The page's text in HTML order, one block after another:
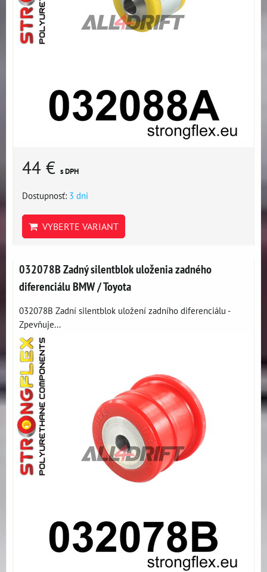
44 € s DPH
Dostupnosť: 3 dni
VYBERTE VARIANT
032078B Zadný silentblok uloženia zadného
diferenciálu BMW / Toyota
032078B Zadní silentblok uložení zadního diferenciálu -
Zpevňuje...